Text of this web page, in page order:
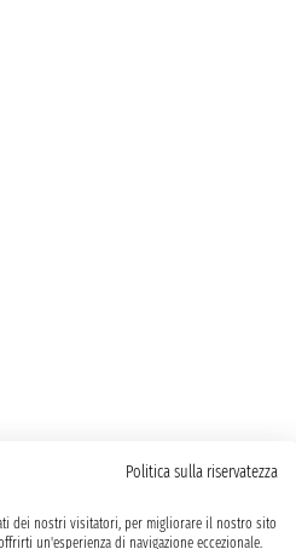
Politica sulla riservatezza
dei nostri visitatori, per migliorare il nostro sito
un'esperienza di navigazione eccezionale.